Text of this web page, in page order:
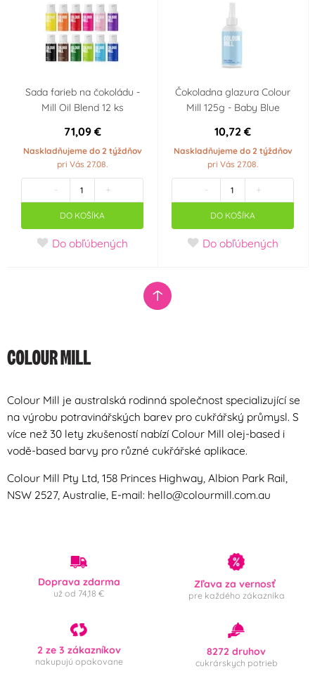
Sada farieb na čokoládu -
Mill Oil Blend 12 ks
71,09 €
Naskladňujeme do 2 týždňov
pri Vás 27.08.
- +
DO KOŠÍKA
Do obľúbených
Čokoladna glazura Colour
Mill 125g - Baby Blue
10,72 €
Naskladňujeme do 2 týždňov
pri Vás 27.08.
- +
DO KOŠÍKA
Do obľúbených
Colour Mill je australská rodinná společnost specializující se
na výrobu potravinářských barev pro cukřářský průmysl. S
více než 30 lety zkušeností nabízí Colour Mill olej-based i
vodě-based barvy pro různé cukřářské aplikace.
Colour Mill Pty Ltd, 158 Princes Highway, Albion Park Rail,
NSW 2527, Australie, E-mail: hello@colourmill.com.au
Doprava zdarma
už od 74,18 €
Zľava za vernosť
pre každého zákazníka
2 ze 3 zákazníkov
nakupujú opakovane
8272 druhov
cukrárskych potrieb